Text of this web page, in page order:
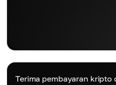
Terima pembayaran kripto